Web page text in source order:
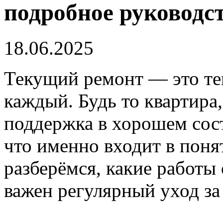
подробное
18.06.2025
Текущий ремонт — это
каждый. Будь то
поддержка в хорошем
что именно входит в
разберёмся, какие
важен регулярный уход